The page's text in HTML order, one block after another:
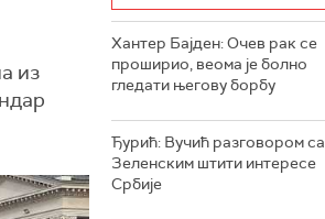
из
Хантер Бајден: Очев рак се
проширио, веома је болно
гледати његову борбу
Ђурић: Вучић разговором са
Зеленским штити интересе
Србије